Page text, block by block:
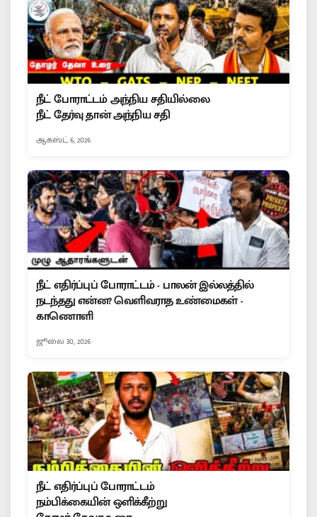
நீட் போராட்டம் அந்நிய சதியில்லை
நீட் தேர்வு தான் அந்நிய சதி
ஆகஸ்ட் 6, 2026
நீட் எதிர்ப்புப் போராட்டம் - பாலன் இல்லத்தில்
நடந்தது என்ன? வெளிவராத உண்மைகள் -
காணொளி
ஜூலை 30, 2026
நீட் எதிர்ப்புப் போராட்டம்
நம்பிக்கையின் ஒளிக்கீற்று